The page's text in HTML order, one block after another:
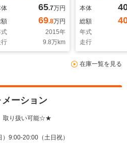
AM/FM/TV/Bluetooth/
ルセグTV/バックカ
ラ/ETC/クルーズコ
トロール/ステアリ
コーダー/オートラ
ト/純正フロアマッ
65.7万円
69.8万円
2015年
行
9.8万km
ト/TRD製マッ
ップ/VIPERセ
ティー/荷室ベ
ット/ALPINE
ルTV/全方位
ラ/ETC2.0/ド
ンナーミラー/
本体
総額
年式
走行
在庫一覧を見る
ーション
取り扱い可能☆★
9:00-20:00（土日祝）